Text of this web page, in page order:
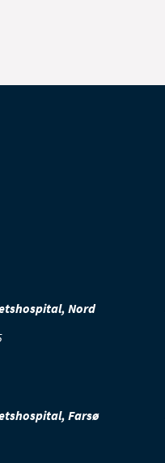
Nord
Farsø